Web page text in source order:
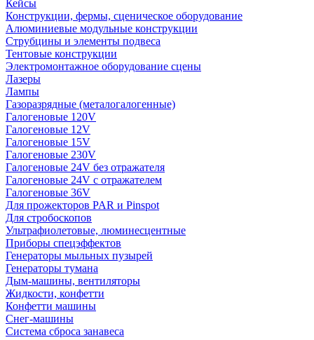
Кейсы
Конструкции, фермы, сценическое оборудование
Алюминиевые модульные конструкции
Струбцины и элементы подвеса
Тентовые конструкции
Электромонтажное оборудование сцены
Лазеры
Лампы
Газоразрядные (металогалогенные)
Галогеновые 120V
Галогеновые 12V
Галогеновые 15V
Галогеновые 230V
Галогеновые 24V без отражателя
Галогеновые 24V с отражателем
Галогеновые 36V
Для прожекторов PAR и Pinspot
Для стробоскопов
Ультрафиолетовые, люминесцентные
Приборы спецэффектов
Генераторы мыльных пузырей
Генераторы тумана
Дым-машины, вентиляторы
Жидкости, конфетти
Конфетти машины
Снег-машины
Система сброса занавеса